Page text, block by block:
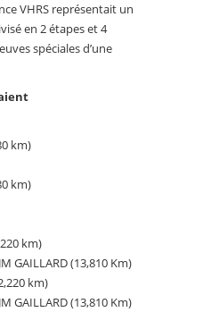
VHRS représentait un
en 2 étapes et 4
spéciales d’une
km)
km)
km)
GAILLARD (13,810 Km)
km)
GAILLARD (13,810 Km)